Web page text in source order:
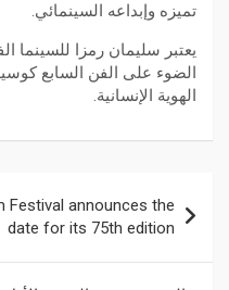
تميزه وإبداعه السينمائي.
يعتبر سليمان رمزا
الضوء على الفن السابع
الهوية الإنسانية.
Festival announces the
date for its 75th edition